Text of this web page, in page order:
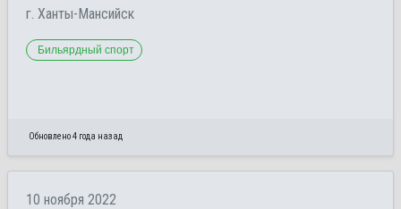
г. Ханты-Мансийск
Бильярдный спорт
Обновлено 4 года назад
10 ноября 2022